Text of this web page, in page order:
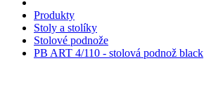
Produkty
Stoly a stolíky
Stolové podnože
PB ART 4/110 - stolová podnož black